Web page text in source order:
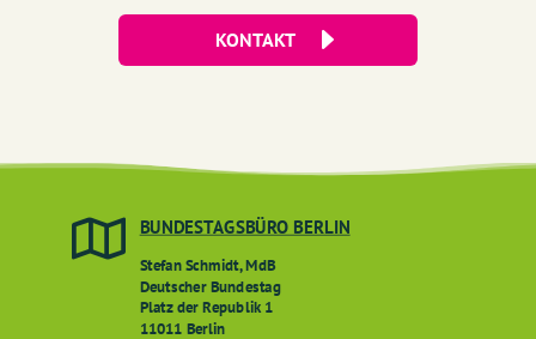
KONTAKT
 BUNDESTAGSBÜRO BERLIN
Stefan Schmidt, MdB
Deutscher Bundestag
Platz der Republik 1
11011 Berlin